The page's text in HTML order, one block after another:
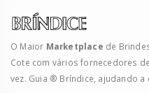
O Maior Marketplace de
Cote com vários fornecedores
vez. Guia ® Bríndice, ajudando